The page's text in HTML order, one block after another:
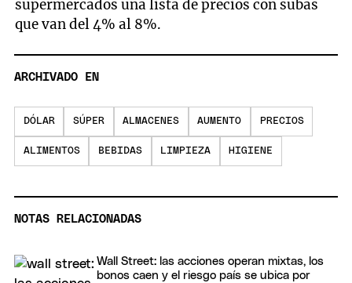
supermercados una lista de precios con subas
que van del 4% al 8%.
ARCHIVADO EN
DÓLAR SÚPER ALMACENES AUMENTO PRECIOS
ALIMENTOS BEBIDAS LIMPIEZA HIGIENE
NOTAS RELACIONADAS
Wall Street: las acciones operan mixtas, los
bonos caen y el riesgo país se ubica por